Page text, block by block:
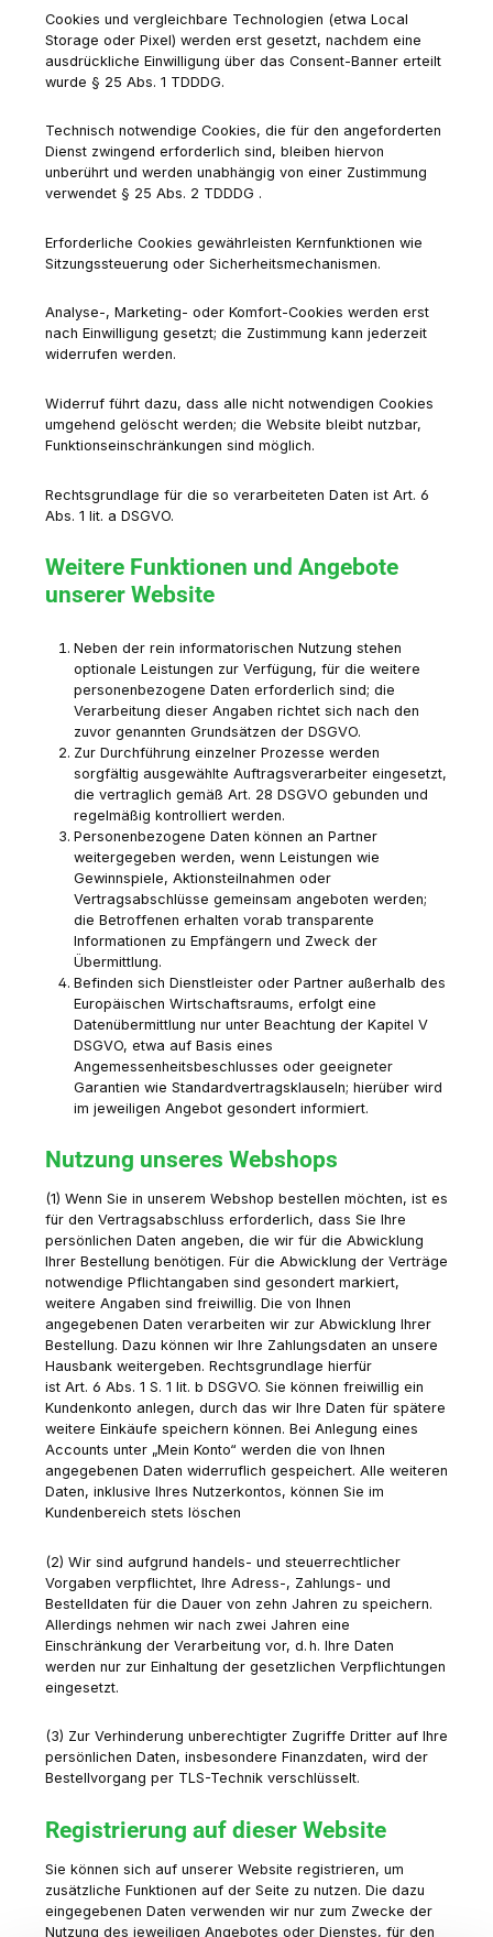
Cookies und vergleichbare Technologien (etwa Local
Storage oder Pixel) werden erst gesetzt, nachdem eine
ausdrückliche Einwilligung über das Consent-Banner erteilt
wurde § 25 Abs. 1 TDDDG.
Technisch notwendige Cookies, die für den angeforderten
Dienst zwingend erforderlich sind, bleiben hiervon
unberührt und werden unabhängig von einer Zustimmung
verwendet § 25 Abs. 2 TDDDG .
Erforderliche Cookies gewährleisten Kernfunktionen wie
Sitzungs­steuerung oder Sicherheits­mechanismen.
Analyse-, Marketing- oder Komfort-Cookies werden erst
nach Einwilligung gesetzt; die Zustimmung kann jederzeit
widerrufen werden.
Widerruf führt dazu, dass alle nicht notwendigen Cookies
umgehend gelöscht werden; die Website bleibt nutzbar,
Funktions­einschränkungen sind möglich.
Rechtsgrundlage für die so verarbeiteten Daten ist Art. 6
Abs. 1 lit. a DSGVO.
Weitere Funktionen und Angebote
unserer Website
Neben der rein informatorischen Nutzung stehen
optionale Leistungen zur Verfügung, für die weitere
personenbezogene Daten erforderlich sind; die
Verarbeitung dieser Angaben richtet sich nach den
zuvor genannten Grundsätzen der DSGVO.
Zur Durchführung einzelner Prozesse werden
sorgfältig ausgewählte Auftragsverarbeiter eingesetzt,
die vertraglich gemäß Art. 28 DSGVO gebunden und
regelmäßig kontrolliert werden.
Personenbezogene Daten können an Partner
weitergegeben werden, wenn Leistungen wie
Gewinnspiele, Aktionsteilnahmen oder
Vertragsabschlüsse gemeinsam angeboten werden;
die Betroffenen erhalten vorab transparente
Informationen zu Empfängern und Zweck der
Übermittlung.
Befinden sich Dienstleister oder Partner außerhalb des
Europäischen Wirtschaftsraums, erfolgt eine
Datenübermittlung nur unter Beachtung der Kapitel V
DSGVO, etwa auf Basis eines
Angemessenheitsbeschlusses oder geeigneter
Garantien wie Standardvertragsklauseln; hierüber wird
im jeweiligen Angebot gesondert informiert.
Nutzung unseres Webshops
(1) Wenn Sie in unserem Webshop bestellen möchten, ist es
für den Vertragsabschluss erforderlich, dass Sie Ihre
persönlichen Daten angeben, die wir für die Abwicklung
Ihrer Bestellung benötigen. Für die Abwicklung der Verträge
notwendige Pflichtangaben sind gesondert markiert,
weitere Angaben sind freiwillig. Die von Ihnen
angegebenen Daten verarbeiten wir zur Abwicklung Ihrer
Bestellung. Dazu können wir Ihre Zahlungsdaten an unsere
Hausbank weitergeben. Rechtsgrundlage hierfür
ist Art. 6 Abs. 1 S. 1 lit. b DSGVO. Sie können freiwillig ein
Kundenkonto anlegen, durch das wir Ihre Daten für spätere
weitere Einkäufe speichern können. Bei Anlegung eines
Accounts unter „Mein Konto“ werden die von Ihnen
angegebenen Daten widerruflich gespeichert. Alle weiteren
Daten, inklusive Ihres Nutzerkontos, können Sie im
Kundenbereich stets löschen
(2) Wir sind aufgrund handels- und steuerrechtlicher
Vorgaben verpflichtet, Ihre Adress-, Zahlungs- und
Bestelldaten für die Dauer von zehn Jahren zu speichern.
Allerdings nehmen wir nach zwei Jahren eine
Einschränkung der Verarbeitung vor, d. h. Ihre Daten
werden nur zur Einhaltung der gesetzlichen Verpflichtungen
eingesetzt.
(3) Zur Verhinderung unberechtigter Zugriffe Dritter auf Ihre
persönlichen Daten, insbesondere Finanzdaten, wird der
Bestellvorgang per TLS-Technik verschlüsselt.
Registrierung auf dieser Website
Sie können sich auf unserer Website registrieren, um
zusätzliche Funktionen auf der Seite zu nutzen. Die dazu
eingegebenen Daten verwenden wir nur zum Zwecke der
Nutzung des jeweiligen Angebotes oder Dienstes, für den